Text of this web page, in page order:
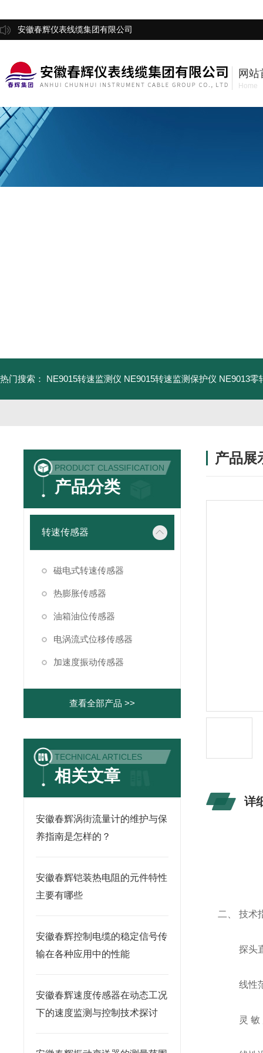
安徽春辉仪表线缆集团有限公司
网站
Home
热门搜索： NE9015转速监测仪 NE9015转速监测保护仪 NE9013零
PRODUCT CLASSIFICATION
产品分类
转速传感器
磁电式转速传感器
热膨胀传感器
油箱油位传感器
电涡流式位移传感器
加速度振动传感器
查看全部产品 >>
TECHNICAL ARTICLES
相关文章
安徽春辉涡街流量计的维护与保
养指南是怎样的？
安徽春辉铠装热电阻的元件特性
主要有哪些
安徽春辉控制电缆的稳定信号传
输在各种应用中的性能
安徽春辉速度传感器在动态工况
下的速度监测与控制技术探讨
产品展
详
二、 技术
探头直
线性范
灵 敏 度